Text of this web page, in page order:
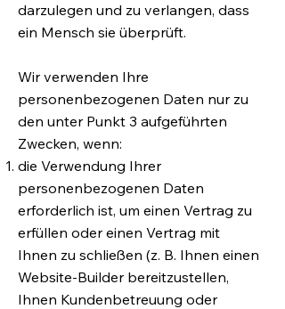
darzulegen und zu verlangen, dass
ein Mensch sie überprüft.
Wir verwenden Ihre
personenbezogenen Daten nur zu
den unter Punkt 3 aufgeführten
Zwecken, wenn:
die Verwendung Ihrer
personenbezogenen Daten
erforderlich ist, um einen Vertrag zu
erfüllen oder einen Vertrag mit
Ihnen zu schließen (z. B. Ihnen einen
Website-Builder bereitzustellen,
Ihnen Kundenbetreuung oder